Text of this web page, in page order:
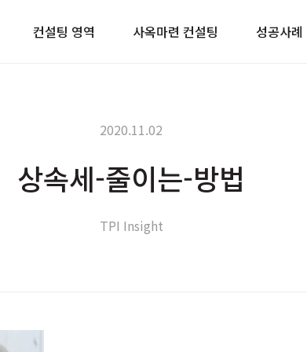
컨설팅 영역 사옥마련 컨설팅 성공사례
2020.11.02
상속세-줄이는-방법
TPI Insight